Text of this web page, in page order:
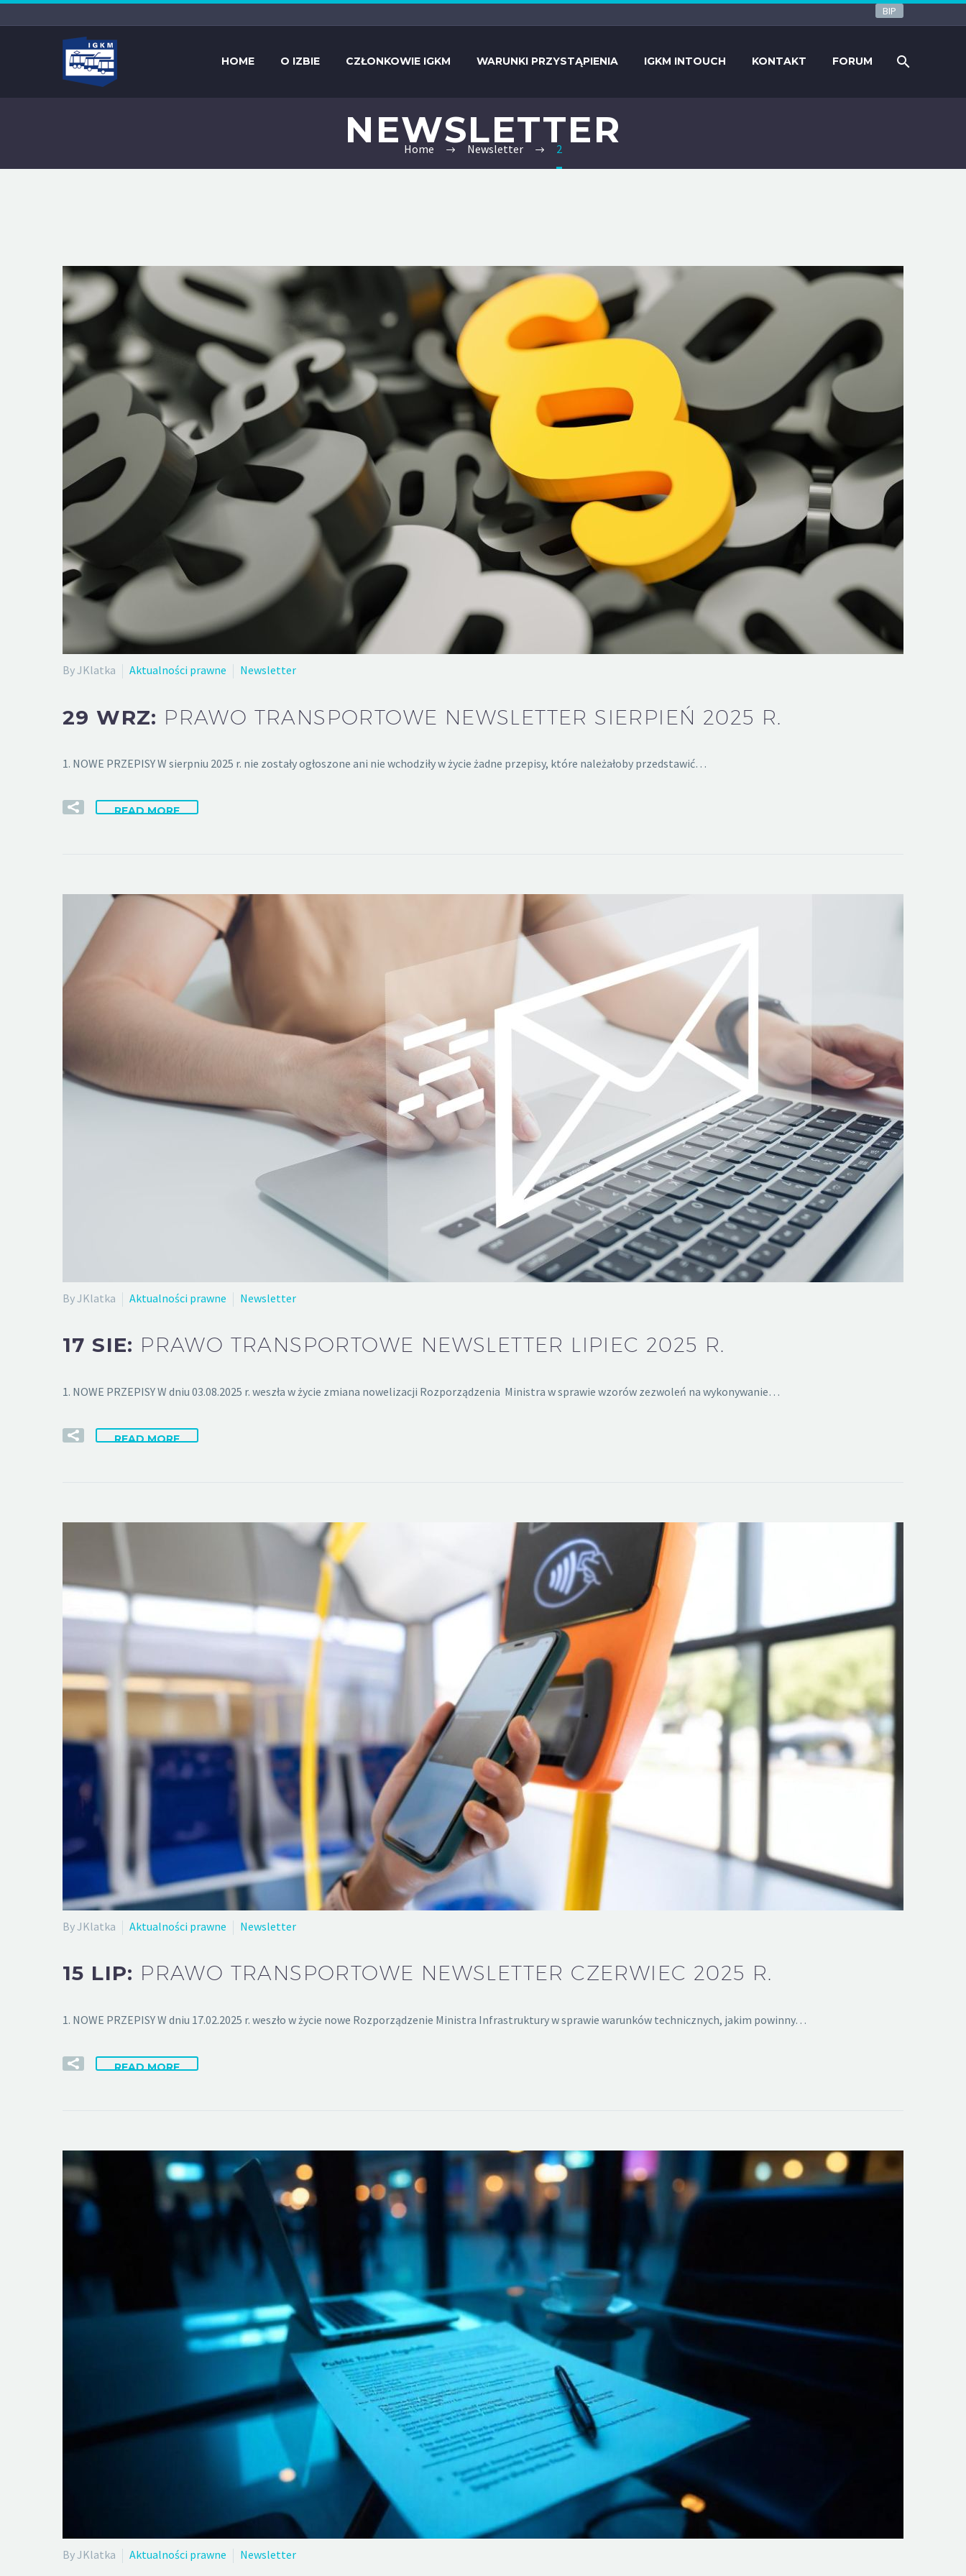
BIP
HOME O IZBIE CZŁONKOWIE IGKM WARUNKI PRZYSTĄPIENIA IGKM INTOUCH KONTAKT FORUM
NEWSLETTER
Home Newsletter 2
By JKlatka Aktualności prawne Newsletter
29 WRZ: PRAWO TRANSPORTOWE NEWSLETTER SIERPIEŃ 2025 R.
1. NOWE PRZEPISY W sierpniu 2025 r. nie zostały ogłoszone ani nie wchodziły w życie żadne przepisy, które należałoby przedstawić…
READ MORE
By JKlatka Aktualności prawne Newsletter
17 SIE: PRAWO TRANSPORTOWE NEWSLETTER LIPIEC 2025 R.
1. NOWE PRZEPISY W dniu 03.08.2025 r. weszła w życie zmiana nowelizacji Rozporządzenia Ministra w sprawie wzorów zezwoleń na wykonywanie…
READ MORE
By JKlatka Aktualności prawne Newsletter
15 LIP: PRAWO TRANSPORTOWE NEWSLETTER CZERWIEC 2025 R.
1. NOWE PRZEPISY W dniu 17.02.2025 r. weszło w życie nowe Rozporządzenie Ministra Infrastruktury w sprawie warunków technicznych, jakim powinny…
READ MORE
By JKlatka Aktualności prawne Newsletter